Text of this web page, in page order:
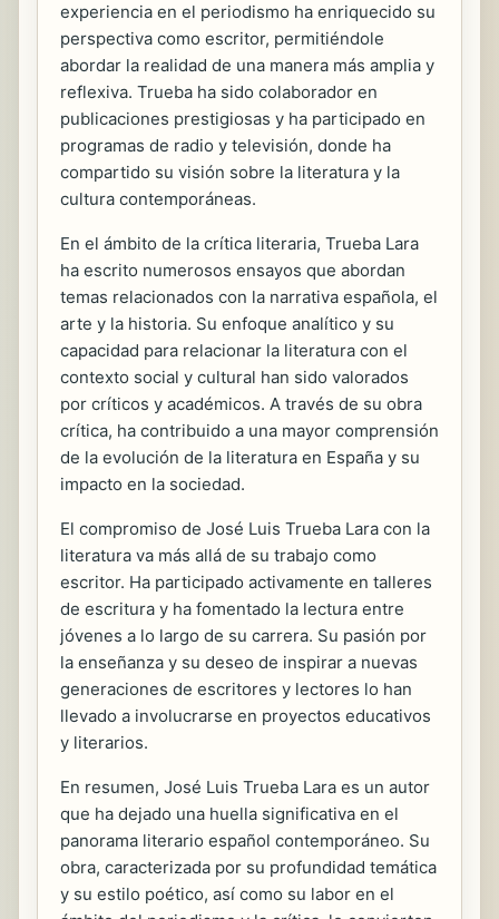
experiencia en el periodismo ha enriquecido su
perspectiva como escritor, permitiéndole
abordar la realidad de una manera más amplia y
reflexiva. Trueba ha sido colaborador en
publicaciones prestigiosas y ha participado en
programas de radio y televisión, donde ha
compartido su visión sobre la literatura y la
cultura contemporáneas.
En el ámbito de la crítica literaria, Trueba Lara
ha escrito numerosos ensayos que abordan
temas relacionados con la narrativa española, el
arte y la historia. Su enfoque analítico y su
capacidad para relacionar la literatura con el
contexto social y cultural han sido valorados
por críticos y académicos. A través de su obra
crítica, ha contribuido a una mayor comprensión
de la evolución de la literatura en España y su
impacto en la sociedad.
El compromiso de José Luis Trueba Lara con la
literatura va más allá de su trabajo como
escritor. Ha participado activamente en talleres
de escritura y ha fomentado la lectura entre
jóvenes a lo largo de su carrera. Su pasión por
la enseñanza y su deseo de inspirar a nuevas
generaciones de escritores y lectores lo han
llevado a involucrarse en proyectos educativos
y literarios.
En resumen, José Luis Trueba Lara es un autor
que ha dejado una huella significativa en el
panorama literario español contemporáneo. Su
obra, caracterizada por su profundidad temática
y su estilo poético, así como su labor en el